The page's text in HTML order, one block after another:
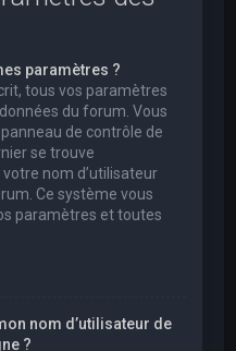
paramètres ?
tous vos paramètres
du forum. Vous
de contrôle de
se trouve
nom d’utilisateur
Ce système vous
paramètres et toutes
nom d’utilisateur de
?